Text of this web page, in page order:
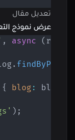
تعديل مقال
عرض نموذج
, async ( req
. findByPk
{ blog : blog
) ;